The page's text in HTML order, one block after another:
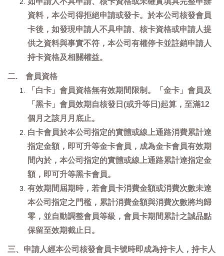
資料，本公司得拒絕申請或發卡。於本公司核發會員
卡後，如發現申請人不具申請、核卡資格或申請人提
供之資料與事實不符，本公司有權停卡並註銷申請人
持卡資格及相關權益。
二. 會員資格
「白卡」會員資格無有效期間限制。「金卡」會員及
「黑卡」會員效期自核發日(或升等日)起算，至滿12
個月之該月月底止。
白卡會員於本公司指定的實體或線上通路消費累計達
指定金額，即可升等金卡會員，成為金卡會員有效期
間內於，本公司指定的實體或線上通路累計達指定金
額，即可升等黑卡會員。
有效期間屆期時，若會員卡消費金額或消費次數未達
本公司指定之門檻，累計消費金額與消費次數將均歸
零，並自動調整會員等級，會員卡期間累計之誠品點
保留至效期截止日。
三、申請人經本公司核發會員卡號時即成為持卡人，持卡人